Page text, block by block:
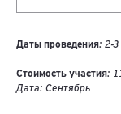
Даты проведения: 2-3
Стоимость участия:
Дата: Сентябрь